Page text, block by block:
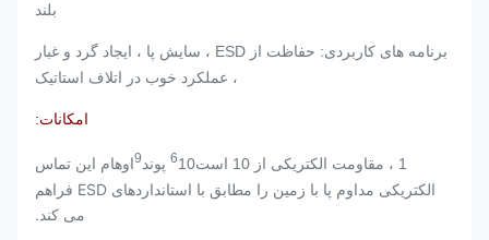
بلند
برنامه های کاربردی: حفاظت از ESD ، سایش پا ، ایجاد گرد و غبار
، عملکرد خوب در اتلاف استاتیک
امکانات:
1 ، مقاومت الکتریکی از 10 است 610 پوند 9اوهام این تماس
الکتریکی مداوم پا با زمین را مطابق با استانداردهای ESD فراهم
می کند.